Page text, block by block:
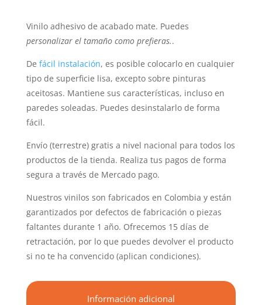
Vinilo adhesivo de acabado mate. Puedes
personalizar el tamaño como prefieras..
De fácil instalación, es posible colocarlo en cualquier
tipo de superficie lisa, excepto sobre pinturas
aceitosas. Mantiene sus características, incluso en
paredes soleadas. Puedes desinstalarlo de forma
fácil.
Envío (terrestre) gratis a nivel nacional para todos los
productos de la tienda. Realiza tus pagos de forma
segura a través de Mercado pago.
Nuestros vinilos son fabricados en Colombia y están
garantizados por defectos de fabricación o piezas
faltantes durante 1 año. Ofrecemos 15 días de
retractación, por lo que puedes devolver el producto
si no te ha convencido (aplican condiciones).
Información adicional